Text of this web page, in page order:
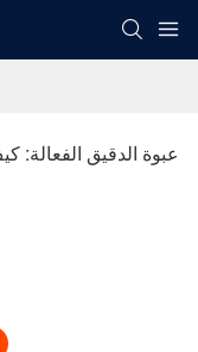
عبوة الدقيق الفعالة: